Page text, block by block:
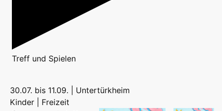
Treff und Spielen
30.07. bis 11.09. | Untertürkheim
Kinder | Freizeit